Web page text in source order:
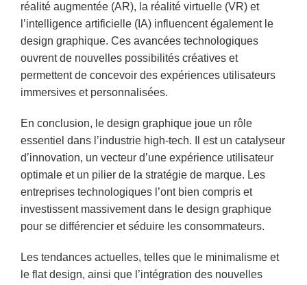
réalité augmentée (AR), la réalité virtuelle (VR) et
l’intelligence artificielle (IA) influencent également le
design graphique. Ces avancées technologiques
ouvrent de nouvelles possibilités créatives et
permettent de concevoir des expériences utilisateurs
immersives et personnalisées.
En conclusion, le design graphique joue un rôle
essentiel dans l’industrie high-tech. Il est un catalyseur
d’innovation, un vecteur d’une expérience utilisateur
optimale et un pilier de la stratégie de marque. Les
entreprises technologiques l’ont bien compris et
investissent massivement dans le design graphique
pour se différencier et séduire les consommateurs.
Les tendances actuelles, telles que le minimalisme et
le flat design, ainsi que l’intégration des nouvelles